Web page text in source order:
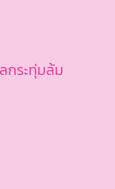
ระทุ่มล้ม